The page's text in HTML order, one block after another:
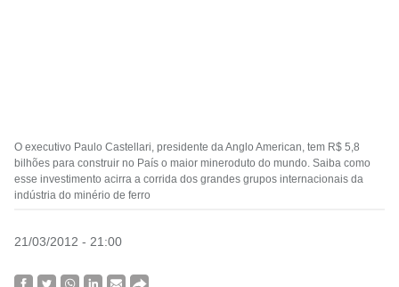
O executivo Paulo Castellari, presidente da Anglo American, tem R$ 5,8
bilhões para construir no País o maior mineroduto do mundo. Saiba como
esse investimento acirra a corrida dos grandes grupos internacionais da
indústria do minério de ferro
21/03/2012 - 21:00